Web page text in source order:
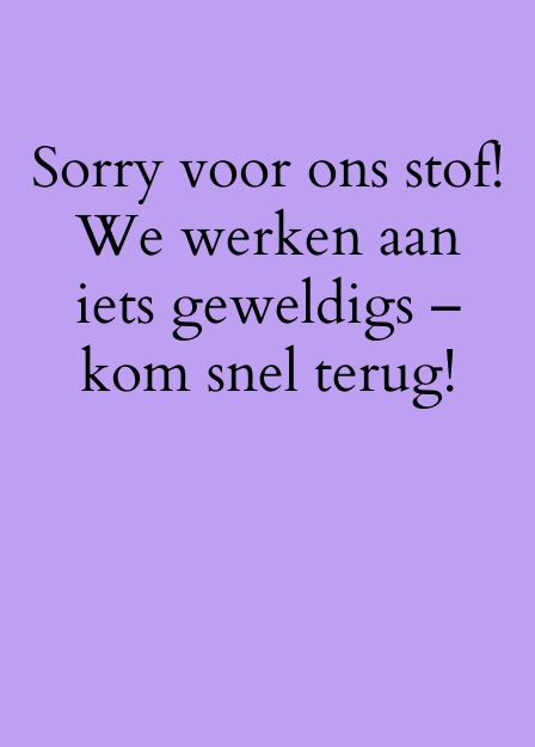
Sorry voor ons stof!
We werken aan
iets geweldigs –
kom snel terug!